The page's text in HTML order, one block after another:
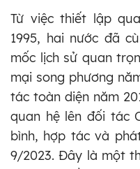
Từ việc thiết lập
1995, hai nước đã
mốc lịch sử quan
mại song phương
tác toàn diện năm
quan hệ lên đối tác
bình, hợp tác và
9/2023. Đây là một